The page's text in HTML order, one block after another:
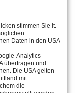
stimmen Sie lt.
Daten in den USA
Analytics
übertragen und
Die USA gelten
mit
die